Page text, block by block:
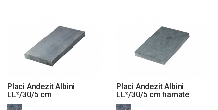
Placi Andezit Albini
LL*/30/5 cm
Placi Andezit Albini
LL*/30/5 cm fiamate